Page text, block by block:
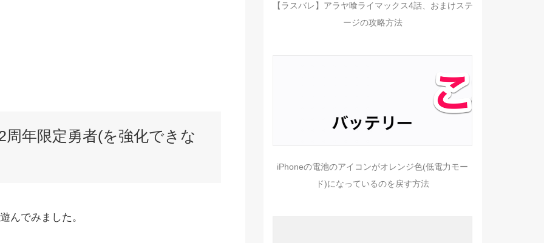
年限定勇者(を強化できな
んでみました。
【ラスバレ】アラヤ喰ライマックス4話、おまけステ
ージの攻略方法
iPhoneの電池のアイコンがオレンジ色(低電力モー
ド)になっているのを戻す方法